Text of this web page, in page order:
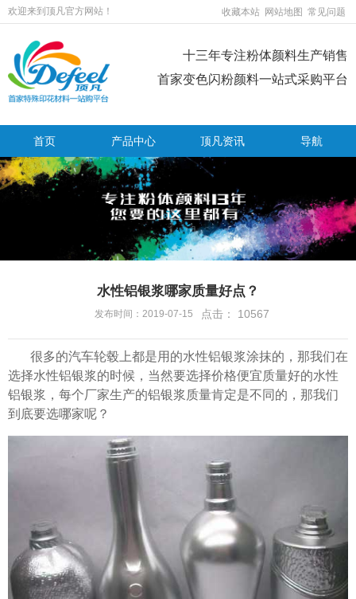
欢迎来到顶凡官方网站！ 收藏本站 网站地图 常见问题
十三年专注粉体颜料生产销售
首家变色闪粉颜料一站式采购平台
首页 产品中心 顶凡资讯 导航
水性铝银浆哪家质量好点？
发布时间：2019-07-15 点击： 10567
很多的汽车轮毂上都是用的水性铝银浆涂抹的，那我们在
选择水性铝银浆的时候，当然要选择价格便宜质量好的水性
铝银浆，每个厂家生产的铝银浆质量肯定是不同的，那我们
到底要选哪家呢？